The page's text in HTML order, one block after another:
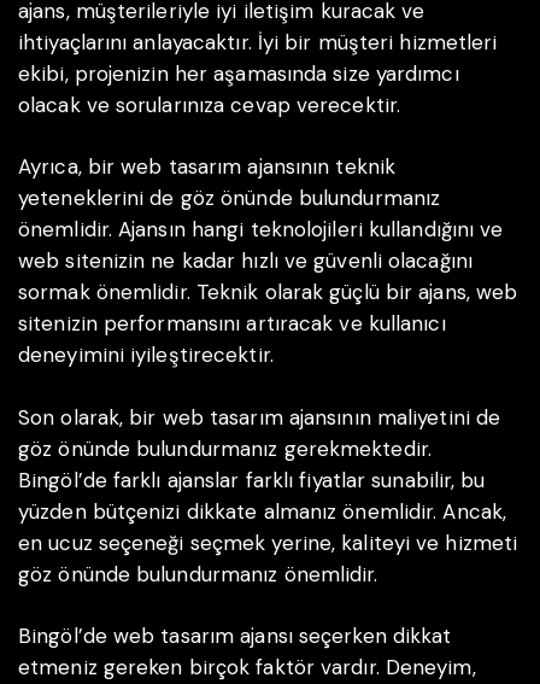
ajans, müşterileriyle iyi iletişim kuracak ve
ihtiyaçlarını anlayacaktır. İyi bir müşteri hizmetleri
ekibi, projenizin her aşamasında size yardımcı
olacak ve sorularınıza cevap verecektir.
Ayrıca, bir web tasarım ajansının teknik
yeteneklerini de göz önünde bulundurmanız
önemlidir. Ajansın hangi teknolojileri kullandığını ve
web sitenizin ne kadar hızlı ve güvenli olacağını
sormak önemlidir. Teknik olarak güçlü bir ajans, web
sitenizin performansını artıracak ve kullanıcı
deneyimini iyileştirecektir.
Son olarak, bir web tasarım ajansının maliyetini de
göz önünde bulundurmanız gerekmektedir.
Bingöl’de farklı ajanslar farklı fiyatlar sunabilir, bu
yüzden bütçenizi dikkate almanız önemlidir. Ancak,
en ucuz seçeneği seçmek yerine, kaliteyi ve hizmeti
göz önünde bulundurmanız önemlidir.
Bingöl’de web tasarım ajansı seçerken dikkat
etmeniz gereken birçok faktör vardır. Deneyim,